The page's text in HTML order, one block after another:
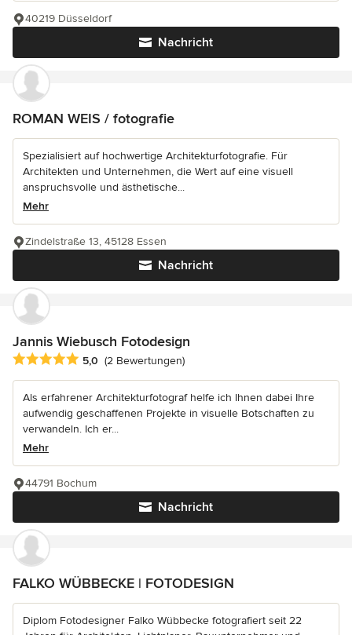
Nachricht
40219 Düsseldorf
ROMAN WEIS / fotografie
Spezialisiert auf hochwertige Architekturfotografie. Für
Architekten und Unternehmen, die Wert auf eine visuell
anspruchsvolle und ästhetische...
Mehr
Nachricht
Zindelstraße 13, 45128 Essen
Jannis Wiebusch Fotodesign
Durchschnittliche Bewertung: 5 von 5 Sternen
5,0 (2 Bewertungen)
Als erfahrener Architekturfotograf helfe ich Ihnen dabei Ihre
aufwendig geschaffenen Projekte in visuelle Botschaften zu
verwandeln. Ich er...
Mehr
Nachricht
44791 Bochum
FALKO WÜBBECKE | FOTODESIGN
Diplom Fotodesigner Falko Wübbecke fotografiert seit 22